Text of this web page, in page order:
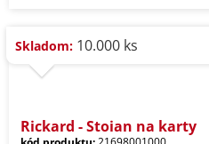
Skladom: 10.000 ks
Rickard - Stojan na karty